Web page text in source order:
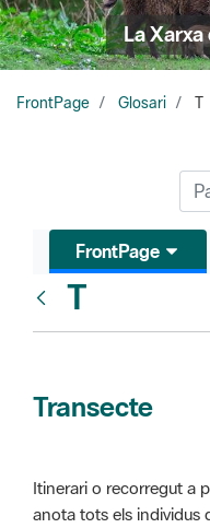
La Xarxa
FrontPage Glosari T
FrontPage
T
Transecte
Itinerari o recorregut a
anota tots els individus